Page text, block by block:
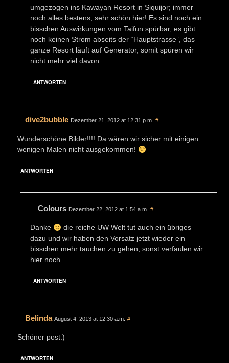
umgezogen ins Kawayan Resort in Siquijor; immer
noch alles bestens, sehr schön hier! Es sind noch ein
bisschen Auswirkungen vom Taifun spürbar, es gibt
noch keinen Strom abseits der “Hauptstrasse”, das
ganze Resort läuft auf Generator, somit spüren wir
nicht mehr viel davon.
ANTWORTEN
dive2bubble Dezember 21, 2012 at 12:31 p.m. #
Wunderschöne Bilder!!!! Da wären wir sicher mit einigen
wenigen Malen nicht ausgekommen!
ANTWORTEN
Colours Dezember 22, 2012 at 1:54 a.m. #
Danke
die reiche UW Welt tut auch ein übriges
dazu und wir haben den Vorsatz jetzt wieder ein
bisschen mehr tauchen zu gehen, sonst verfaulen wir
hier noch ….
ANTWORTEN
Belinda August 4, 2013 at 12:30 a.m. #
Schöner post:)
ANTWORTEN